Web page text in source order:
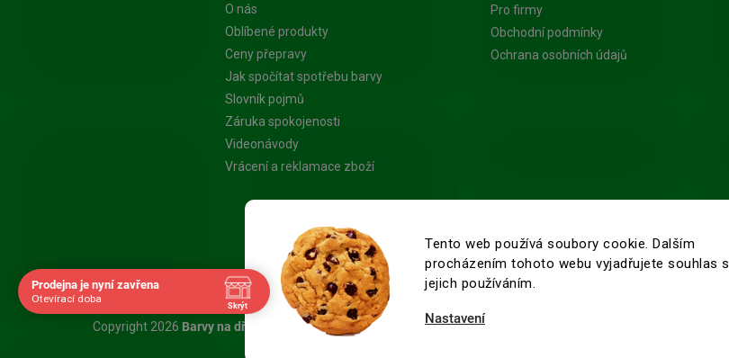
Tento web používá soubory cookie. Dalším
procházením tohoto webu vyjadřujete souhlas s
jejich používáním.
Nastavení
O nás
Oblíbené produkty
Ceny přepravy
Jak spočítat spotřebu barvy
Slovník pojmů
Záruka spokojenosti
Videonávody
Vrácení a reklamace zboží
Pro firmy
Obchodní podmínky
Ochrana osobních údajů
Platba Visa
Copyright 2026 Barvy na dřevo.cz - Specialista na nátěry dřeva. Všechna práva vyhrazena.
Prodejna je nyní zavřena
Otevírací doba
Skrýt
Navštivte nás osobně